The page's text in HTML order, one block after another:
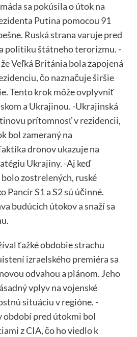
sa pokúsila o útok na
Putina pomocou 91
Ruská strana varuje pred
politiku štátneho terorizmu. -
Veľká Británia bola zapojená
čo naznačuje širšie
Tento krok môže ovplyvniť
a Ukrajinou. -Ukrajinská
prítomnosť v rezidencii,
bol zameraný na
dronov ukazuje na
Ukrajiny. -Aj keď
zostrelených, ruské
Pancir S1 a S2 sú účinné.
budúcich útokov a snaží sa
ťažké obdobie strachu
izraelského premiéra sa
odvahou a plánom. Jeho
vplyv na vojenské
situáciu v regióne. -
období pred útokmi bol
z CIA, čo ho viedlo k